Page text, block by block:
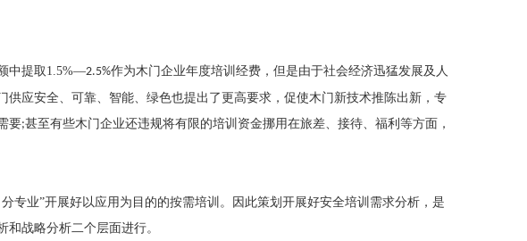
中提取1.5%―2.5%作为木门企业年度培训经费，但是由于社会经济迅猛发展及人
应安全、可靠、智能、绿色也提出了更高要求，促使木门新技术推陈出新，专
要;甚至有些木门企业还违规将有限的培训资金挪用在旅差、接待、福利等方面，
专业”开展好以应用为目的的按需培训。因此策划开展好安全培训需求分析，是
战略分析二个层面进行。